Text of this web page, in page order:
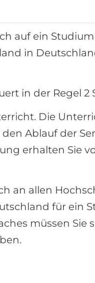
auf ein
in
in der Regel 2
Die
Ablauf der
erhalten Sie
an allen
für ein
müssen Sie